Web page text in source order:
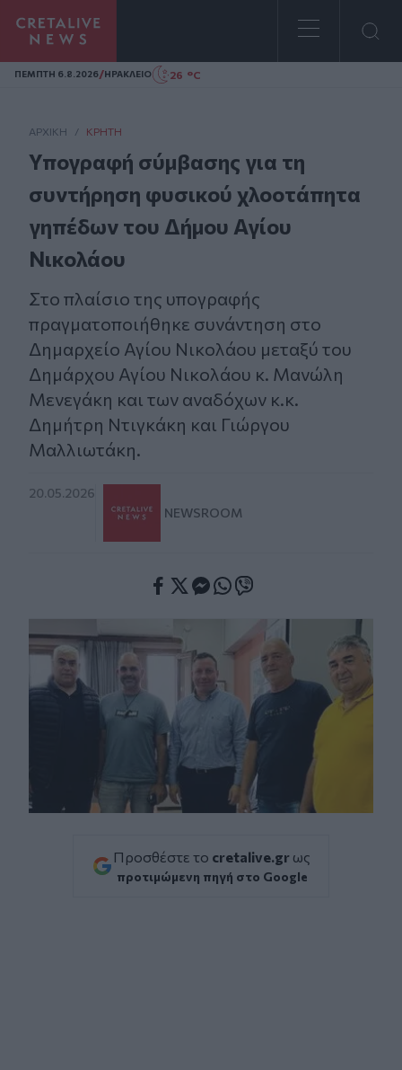
Homepage
ΠΕΜΠΤΗ 6.8.2026/ΗΡΑΚΛΕΙΟ 26 °C
ΑΡΧΙΚΗ / ΚΡΉΤΗ
Υπογραφή σύμβασης για τη
συντήρηση φυσικού χλοοτάπητα
γηπέδων του Δήμου Αγίου
Νικολάου
Στο πλαίσιο της υπογραφής
πραγματοποιήθηκε συνάντηση στο
Δημαρχείο Αγίου Νικολάου μεταξύ του
Δημάρχου Αγίου Νικολάου κ. Μανώλη
Μενεγάκη και των αναδόχων κ.κ.
Δημήτρη Ντιγκάκη και Γιώργου
Μαλλιωτάκη.
20.05.2026
NEWSROOM
Προσθέστε το cretalive.gr ως
προτιμώμενη πηγή στο Google